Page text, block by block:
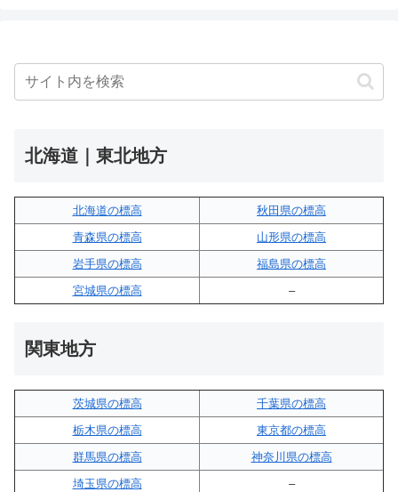
北海道｜東北地方
北海道の標高
秋田県の標高
青森県の標高
山形県の標高
岩手県の標高
福島県の標高
宮城県の標高
–
関東地方
茨城県の標高
千葉県の標高
栃木県の標高
東京都の標高
群馬県の標高
神奈川県の標高
埼玉県の標高
–